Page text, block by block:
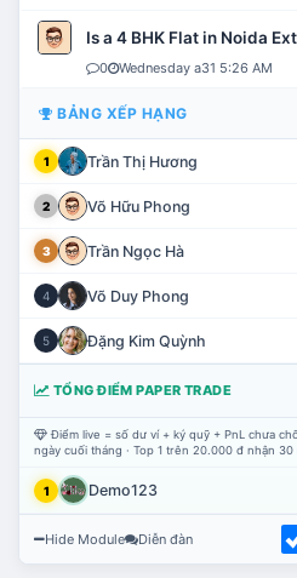
Is a 4 BHK Flat in Noida
0 Wednesday a31 5:26 AM
BẢNG XẾP HẠNG
1 Trần Thị Hương
2 Võ Hữu Phong
3 Trần Ngọc Hà
4 Võ Duy Phong
5 Đặng Kim Quỳnh
TỔNG ĐIỂM PAPER TRADE
Điểm live = số dư ví + ký quỹ + PnL chưa
ngày cuối tháng · Top 1 trên 20.000 đ nhận 30
1 Demo123
Hide Module Diễn đàn